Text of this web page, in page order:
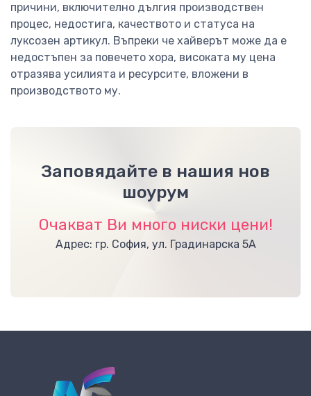
причини, включително дългия производствен
процес, недостига, качеството и статуса на
луксозен артикул. Въпреки че хайверът може да е
недостъпен за повечето хора, високата му цена
отразява усилията и ресурсите, вложени в
производството му.
Заповядайте в нашия нов
шоурум
Очакват Ви много ниски цени!
Адрес: гр. София, ул. Градинарска 5А